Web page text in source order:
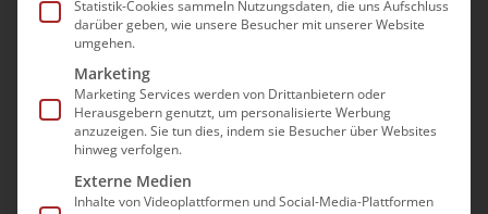
Existenz der Pflegeunternehmen sichern,
indem sie dafür sorgt, dass
alle Kostenträger die vorgeschriebenen
Zahlungsfristen einhalten,
alle Personal- und Sachkosten, die für
die Pflege aufgewendet wurden,
Statistik-Cookies sammeln Nutzungsdaten, die uns Aufschluss
darüber geben, wie unsere Besucher mit unserer Website
umgehen.
Marketing
Marketing Services werden von Drittanbietern oder
Herausgebern genutzt, um personalisierte Werbung
anzuzeigen. Sie tun dies, indem sie Besucher über Websites
hinweg verfolgen.
Externe Medien
Inhalte von Videoplattformen und Social-Media-Plattformen